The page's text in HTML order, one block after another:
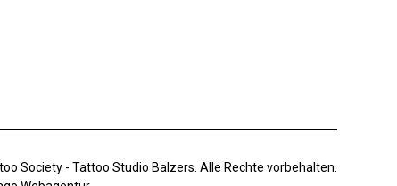
Society - Tattoo Studio Balzers. Alle Rechte vorbehalten.